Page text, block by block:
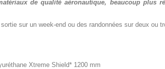
de qualité aéronautique, beaucoup plus
sur un week-end ou des randonnées sur deux ou
Xtreme Shield* 1200 mm